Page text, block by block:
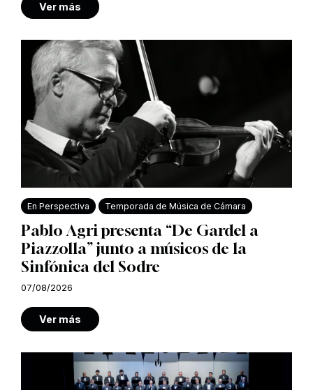
Ver más
En Perspectiva Temporada de Música de Cámara
Pablo Agri presenta “De Gardel a
Piazzolla” junto a músicos de la
Sinfónica del Sodre
07/08/2026
Ver más